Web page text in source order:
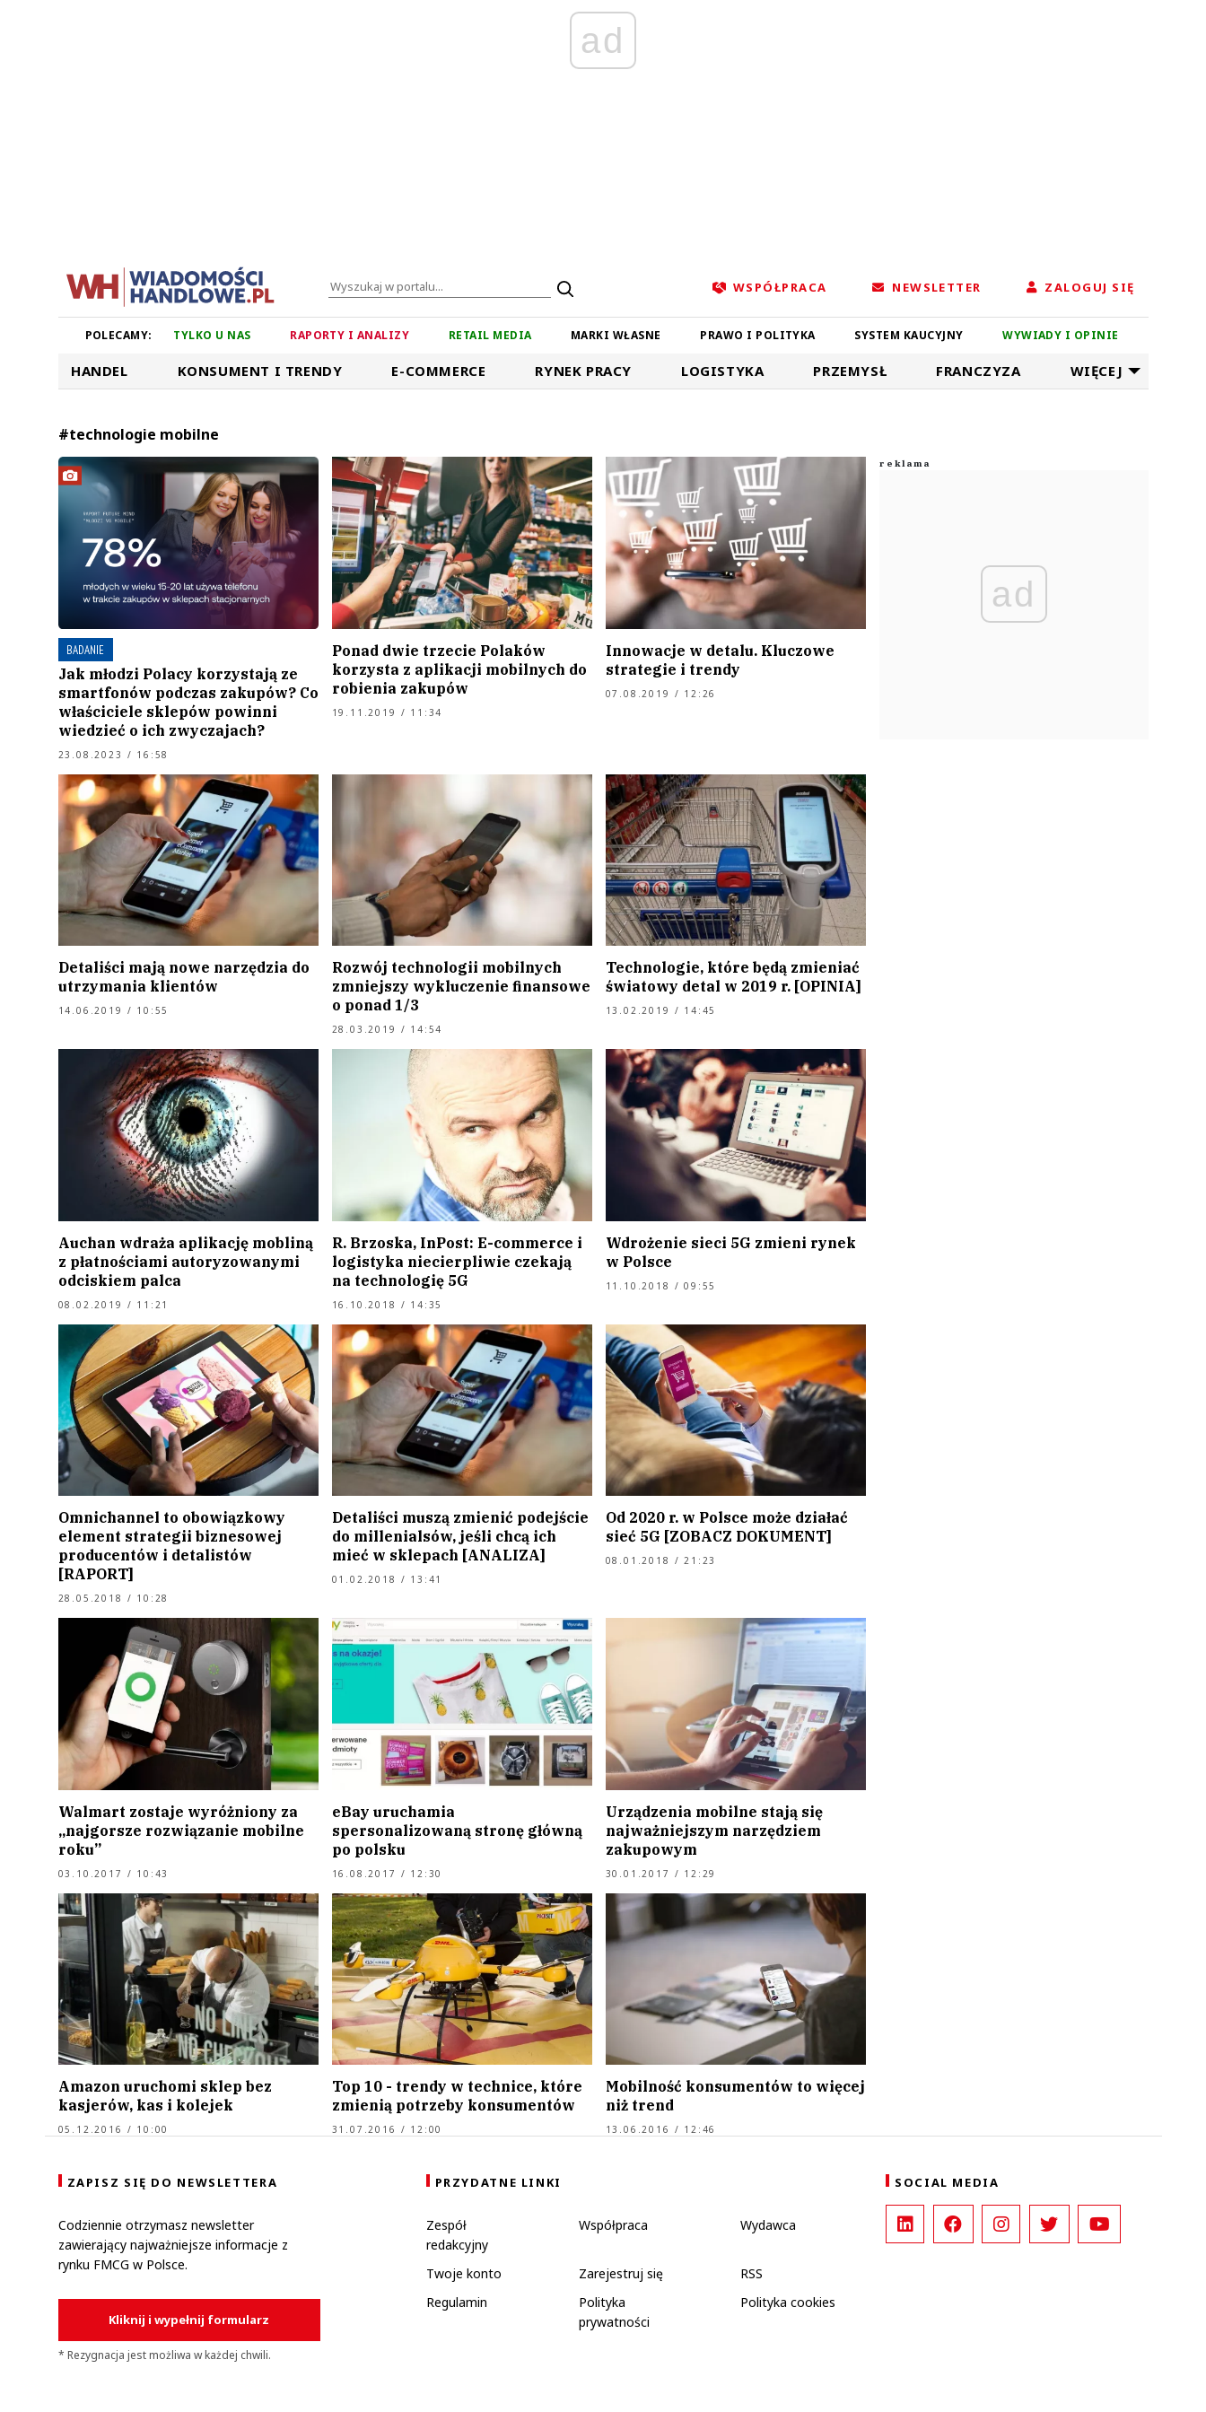
ad
WSPÓŁPRACA NEWSLETTER ZALOGUJ SIĘ
POLECAMY: TYLKO U NAS RAPORTY I ANALIZY RETAIL MEDIA MARKI WŁASNE PRAWO I POLITYKA SYSTEM KAUCYJNY WYWIADY I OPINIE
HANDEL KONSUMENT I TRENDY E-COMMERCE RYNEK PRACY LOGISTYKA PRZEMYSŁ FRANCZYZA WIĘCEJ
#technologie mobilne
BADANIE
Jak młodzi Polacy korzystają ze
smartfonów podczas zakupów? Co
właściciele sklepów powinni
wiedzieć o ich zwyczajach?
23.08.2023 / 16:58
Ponad dwie trzecie Polaków
korzysta z aplikacji mobilnych do
robienia zakupów
19.11.2019 / 11:34
Innowacje w detalu. Kluczowe
strategie i trendy
07.08.2019 / 12:26
Detaliści mają nowe narzędzia do
utrzymania klientów
14.06.2019 / 10:55
Rozwój technologii mobilnych
zmniejszy wykluczenie finansowe
o ponad 1/3
28.03.2019 / 14:54
Technologie, które będą zmieniać
światowy detal w 2019 r. [OPINIA]
13.02.2019 / 14:45
Auchan wdraża aplikację mobliną
z płatnościami autoryzowanymi
odciskiem palca
08.02.2019 / 11:21
R. Brzoska, InPost: E-commerce i
logistyka niecierpliwie czekają
na technologię 5G
16.10.2018 / 14:35
Wdrożenie sieci 5G zmieni rynek
w Polsce
11.10.2018 / 09:55
Omnichannel to obowiązkowy
element strategii biznesowej
producentów i detalistów
[RAPORT]
28.05.2018 / 10:28
Detaliści muszą zmienić podejście
do millenialsów, jeśli chcą ich
mieć w sklepach [ANALIZA]
01.02.2018 / 13:41
Od 2020 r. w Polsce może działać
sieć 5G [ZOBACZ DOKUMENT]
08.01.2018 / 21:23
Walmart zostaje wyróżniony za
„najgorsze rozwiązanie mobilne
roku”
03.10.2017 / 10:43
eBay uruchamia
spersonalizowaną stronę główną
po polsku
16.08.2017 / 12:30
Urządzenia mobilne stają się
najważniejszym narzędziem
zakupowym
30.01.2017 / 12:29
Amazon uruchomi sklep bez
kasjerów, kas i kolejek
05.12.2016 / 10:00
Top 10 - trendy w technice, które
zmienią potrzeby konsumentów
31.07.2016 / 12:00
Mobilność konsumentów to więcej
niż trend
13.06.2016 / 12:46
ad
ZAPISZ SIĘ DO NEWSLETTERA
Codziennie otrzymasz newsletter
zawierający najważniejsze informacje z
rynku FMCG w Polsce.
Kliknij i wypełnij formularz
* Rezygnacja jest możliwa w każdej chwili.
PRZYDATNE LINKI
Zespół
redakcyjny
Współpraca Wydawca
Twoje konto Zarejestruj się
RSS
Regulamin
Polityka
prywatności
Polityka cookies
SOCIAL MEDIA